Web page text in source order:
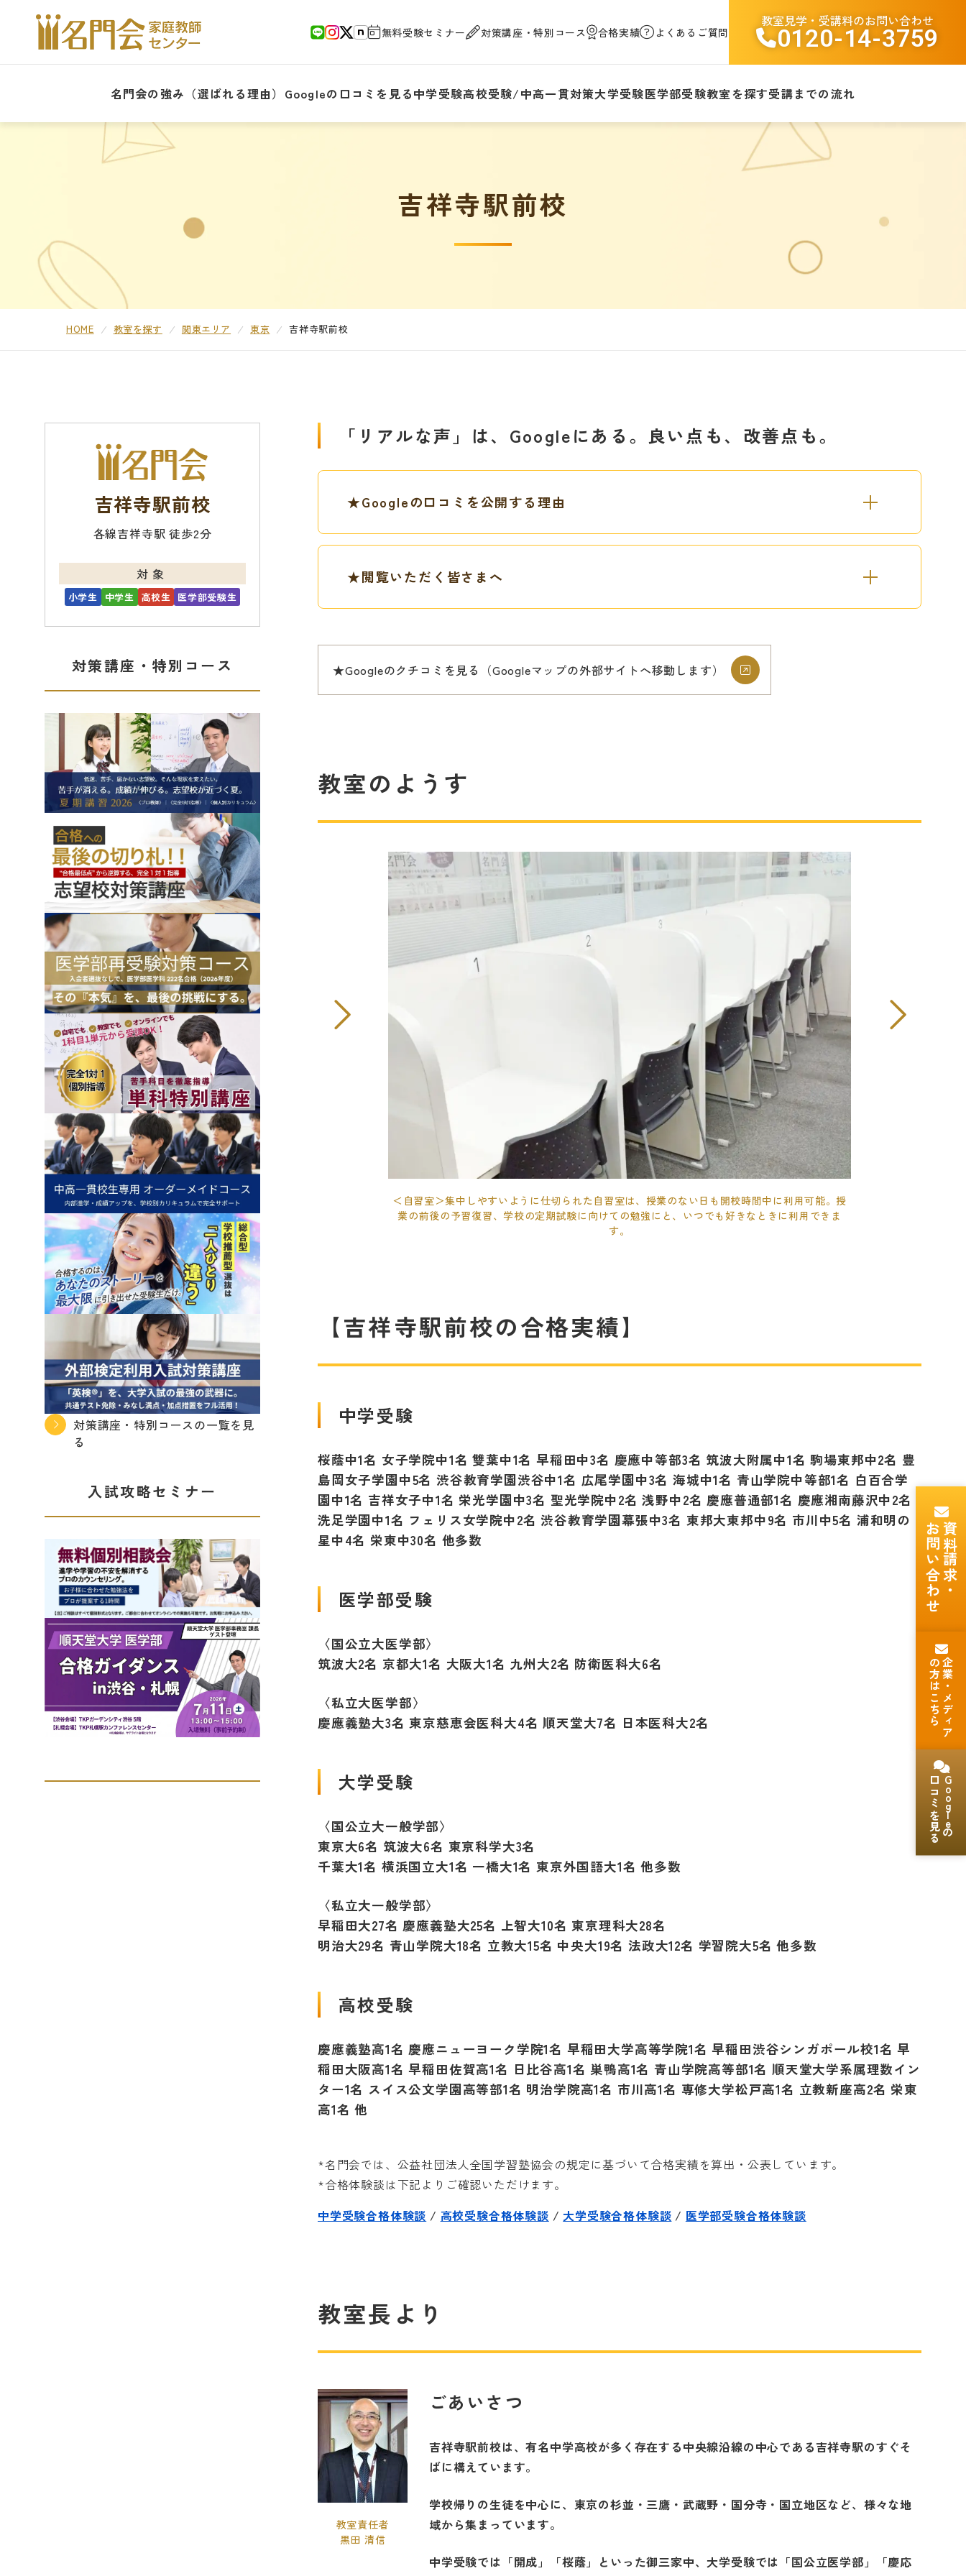
無料受験セミナー 対策講座・特別コース 合格実績 よくあるご質問
教室見学・受講料のお問い合わせ
0120-14-3759
名門会の強み（選ばれる理由） Googleの口コミを見る中学受験高校受験/中高一貫対策大学受験医学部受験教室を探す受講までの流れ
吉祥寺駅前校
HOME 教室を探す 関東エリア 東京 吉祥寺駅前校
「リアルな声」は、Googleにある。良い点も、改善点も。
★Googleの口コミを公開する理由
★閲覧いただく皆さまへ
★Googleのクチコミを見る（Googleマップの外部サイトへ移動します）
教室のようす
トボード付きの個別ブースで行われます。生
のか、プロ教師は発問を中心としたやりとり
解を促します。
＜自習室＞集中しやすいように仕切られた自習室は、授業のない日も開校時間中に利用可能。授
業の前後の予習復習、学校の定期試験に向けての勉強にと、いつでも好きなときに利用できま
す。
【吉祥寺駅前校の合格実績】
中学受験
桜蔭中1名 女子学院中1名 雙葉中1名 早稲田中3名 慶應中等部3名 筑波大附属中1名 駒場東邦中2名 豊
島岡女子学園中5名 渋谷教育学園渋谷中1名 広尾学園中3名 海城中1名 青山学院中等部1名 白百合学
園中1名 吉祥女子中1名 栄光学園中3名 聖光学院中2名 浅野中2名 慶應普通部1名 慶應湘南藤沢中2名
洗足学園中1名 フェリス女学院中2名 渋谷教育学園幕張中3名 東邦大東邦中9名 市川中5名 浦和明の
星中4名 栄東中30名 他多数
医学部受験
〈国公立大医学部〉
筑波大2名 京都大1名 大阪大1名 九州大2名 防衛医科大6名
〈私立大医学部〉
慶應義塾大3名 東京慈恵会医科大4名 順天堂大7名 日本医科大2名
大学受験
〈国公立大一般学部〉
東京大6名 筑波大6名 東京科学大3名
千葉大1名 横浜国立大1名 一橋大1名 東京外国語大1名 他多数
〈私立大一般学部〉
早稲田大27名 慶應義塾大25名 上智大10名 東京理科大28名
明治大29名 青山学院大18名 立教大15名 中央大19名 法政大12名 学習院大5名 他多数
高校受験
慶應義塾高1名 慶應ニューヨーク学院1名 早稲田大学高等学院1名 早稲田渋谷シンガポール校1名 早
稲田大阪高1名 早稲田佐賀高1名 日比谷高1名 巣鴨高1名 青山学院高等部1名 順天堂大学系属理数イン
ター1名 スイス公文学園高等部1名 明治学院高1名 市川高1名 専修大学松戸高1名 立教新座高2名 栄東
高1名 他
*名門会では、公益社団法人全国学習塾協会の規定に基づいて合格実績を算出・公表しています。
*合格体験談は下記よりご確認いただけます。
中学受験合格体験談 / 高校受験合格体験談 /大学受験合格体験談 / 医学部受験合格体験談
教室長より
教室責任者
黒田 清信
ごあいさつ
吉祥寺駅前校は、有名中学高校が多く存在する中央線沿線の中心である吉祥寺駅のすぐそ
ばに構えています。
学校帰りの生徒を中心に、東京の杉並・三鷹・武蔵野・国分寺・国立地区など、様々な地
域から集まっています。
中学受験では「開成」「桜蔭」といった御三家中、大学受験では「国公立医学部」「慶応
吉祥寺駅前校
各線吉祥寺駅 徒歩2分
対象
小学生 中学生 高校生 医学部受験生
対策講座・特別コース
対策講座・特別コースの一覧を見
る
入試攻略セミナー
資料請求・
お問い合わせ
企業・メディア
の方はこちら
Goog
le
の
口コミを見る